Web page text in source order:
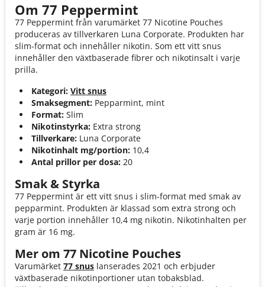
Om 77 Peppermint
77 Peppermint från varumärket 77 Nicotine Pouches
produceras av tillverkaren Luna Corporate. Produkten har
slim-format och innehåller nikotin. Som ett vitt snus
innehåller den växtbaserade fibrer och nikotinsalt i varje
prilla.
Kategori: Vitt snus
Smaksegment: Pepparmint, mint
Format: Slim
Nikotinstyrka: Extra strong
Tillverkare: Luna Corporate
Nikotinhalt mg/portion: 10,4
Antal prillor per dosa: 20
Smak & Styrka
77 Peppermint är ett vitt snus i slim-format med smak av
pepparmint. Produkten är klassad som extra strong och
varje portion innehåller 10,4 mg nikotin. Nikotinhalten per
gram är 16 mg.
Mer om 77 Nicotine Pouches
Varumärket 77 snus lanserades 2021 och erbjuder
växtbaserade nikotinportioner utan tobaksblad.